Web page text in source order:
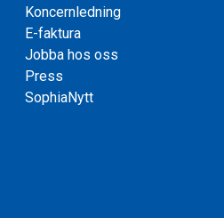
Koncernledning
E-faktura
Jobba hos oss
Press
SophiaNytt